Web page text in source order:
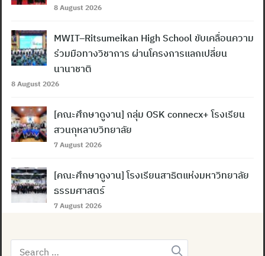
Search
for:
8 August 2026
MWIT–Ritsumeikan High School ขับเคลื่อนความ
ร่วมมือทางวิชาการ ผ่านโครงการแลกเปลี่ยน
นานาชาติ
8 August 2026
[คณะศึกษาดูงาน] กลุ่ม OSK connecx+ โรงเรียน
สวนกุหลาบวิทยาลัย
7 August 2026
[คณะศึกษาดูงาน] โรงเรียนสาธิตแห่งมหาวิทยาลัย
ธรรมศาสตร์
7 August 2026
Search